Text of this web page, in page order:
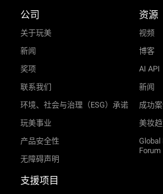
公司
关于玩美
新闻
奖项
联系我们
环境、社会与治理（ESG）承诺
玩美事业
产品安全性
无障碍声明
资源
视频
博客
AI API
新闻
成功案
美妆
Global
Forum
支援项目